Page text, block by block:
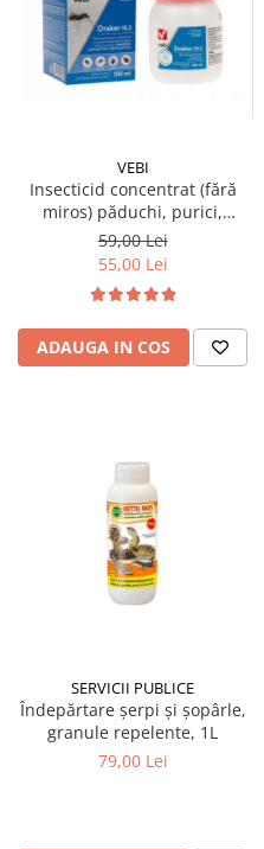
VEBI
Insecticid concentrat (fără
miros) păduchi, purici,
gândaci, furnici, muște,
țânțari, DRAKER 100ml
59,00 Lei
55,00 Lei
ADAUGA IN COS
SERVICII PUBLICE
Îndepărtare șerpi și șopârle,
granule repelente, 1L
79,00 Lei